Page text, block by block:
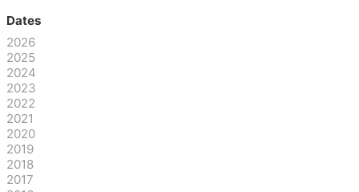
Dates
2026
2025
2024
2023
2022
2021
2020
2019
2018
2017